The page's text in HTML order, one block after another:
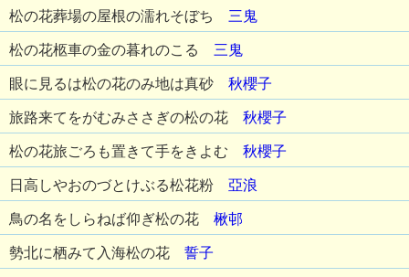
松の花葬場の屋根の濡れそぼち 三鬼
松の花柩車の金の暮れのこる 三鬼
眼に見るは松の花のみ地は真砂 秋櫻子
旅路来てをがむみささぎの松の花 秋櫻子
松の花旅ごろも置きて手をきよむ 秋櫻子
日高しやおのづとけぶる松花粉 亞浪
鳥の名をしらねば仰ぎ松の花 楸邨
勢北に栖みて入海松の花 誓子